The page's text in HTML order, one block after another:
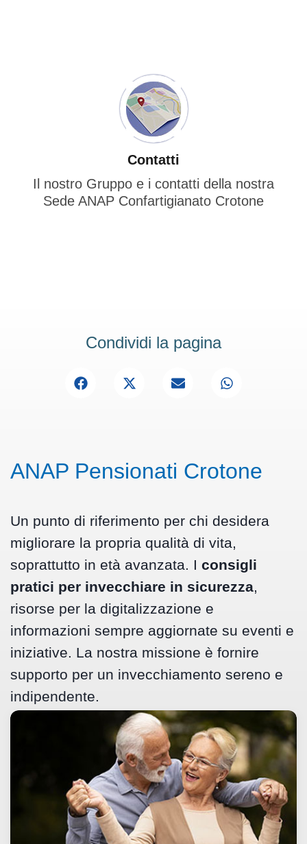
Contatti
Il nostro Gruppo e i contatti della nostra
Sede ANAP Confartigianato Crotone
Condividi la pagina
ANAP Pensionati Crotone
Un punto di riferimento per chi desidera
migliorare la propria qualità di vita,
soprattutto in età avanzata. I consigli
pratici per invecchiare in sicurezza,
risorse per la digitalizzazione e
informazioni sempre aggiornate su eventi e
iniziative. La nostra missione è fornire
supporto per un invecchiamento sereno e
indipendente.